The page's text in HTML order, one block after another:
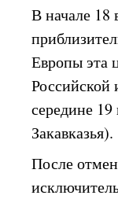
В начале 18
Европы эта
середине
Закавказья).
После